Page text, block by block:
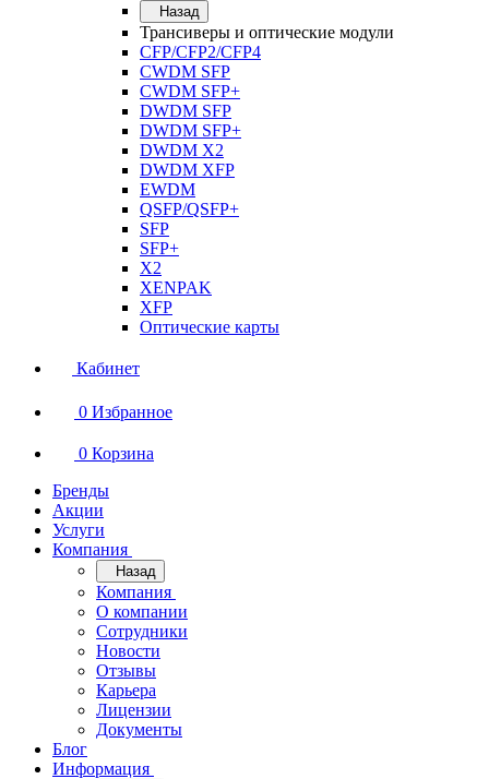
Назад
Трансиверы и оптические модули
CFP/CFP2/CFP4
CWDM SFP
CWDM SFP+
DWDM SFP
DWDM SFP+
DWDM X2
DWDM XFP
EWDM
QSFP/QSFP+
SFP
SFP+
X2
XENPAK
XFP
Оптические карты
Кабинет
0 Избранное
0 Корзина
Бренды
Акции
Услуги
Компания
Назад
Компания
О компании
Сотрудники
Новости
Отзывы
Карьера
Лицензии
Документы
Блог
Информация